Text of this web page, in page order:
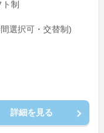
制
選択可・交替制)
詳細を見る